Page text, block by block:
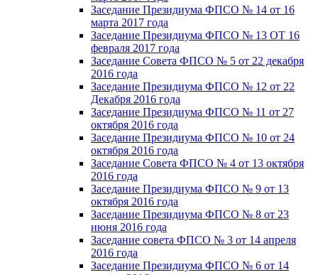
Заседание Президиума ФПСО № 14 от 16
марта 2017 года
Заседание Президиума ФПСО № 13 ОТ 16
февраля 2017 года
Заседание Совета ФПСО № 5 от 22 декабря
2016 года
Заседание Президиума ФПСО № 12 от 22
Декабря 2016 года
Заседание Президиума ФПСО № 11 от 27
октября 2016 года
Заседание Президиума ФПСО № 10 от 24
октября 2016 года
Заседание Совета ФПСО № 4 от 13 октября
2016 года
Заседание Президиума ФПСО № 9 от 13
октября 2016 года
Заседание Президиума ФПСО № 8 от 23
июня 2016 года
Заседание совета ФПСО № 3 от 14 апреля
2016 года
Заседание Президиума ФПСО № 6 от 14